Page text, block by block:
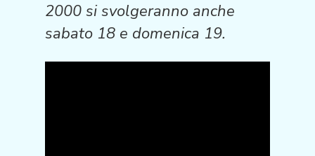
2000 si svolgeranno anche
sabato 18 e domenica 19.